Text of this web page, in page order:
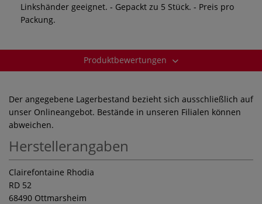
Linkshänder geeignet. - Gepackt zu 5 Stück. - Preis pro
Packung.
Produktbewertungen
Der angegebene Lagerbestand bezieht sich ausschließlich auf
unser Onlineangebot. Bestände in unseren Filialen können
abweichen.
Herstellerangaben
Clairefontaine Rhodia
RD 52
68490 Ottmarsheim